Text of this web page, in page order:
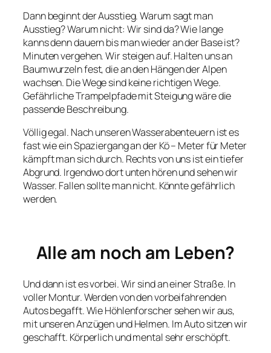
Dann beginnt der Ausstieg. Warum sagt man
Ausstieg? Warum nicht: Wir sind da? Wie lange
kanns denn dauern bis man wieder an der Base ist?
Minuten vergehen. Wir steigen auf. Halten uns an
Baumwurzeln fest, die an den Hängen der Alpen
wachsen. Die Wege sind keine richtigen Wege.
Gefährliche Trampelpfade mit Steigung wäre die
passende Beschreibung.
Völlig egal. Nach unseren Wasserabenteuern ist es
fast wie ein Spaziergang an der Kö – Meter für Meter
kämpft man sich durch. Rechts von uns ist ein tiefer
Abgrund. Irgendwo dort unten hören und sehen wir
Wasser. Fallen sollte man nicht. Könnte gefährlich
werden.
Alle am noch am Leben?
Und dann ist es vorbei. Wir sind an einer Straße. In
voller Montur. Werden von den vorbeifahrenden
Autos begafft. Wie Höhlenforscher sehen wir aus,
mit unseren Anzügen und Helmen. Im Auto sitzen wir
geschafft. Körperlich und mental sehr erschöpft.